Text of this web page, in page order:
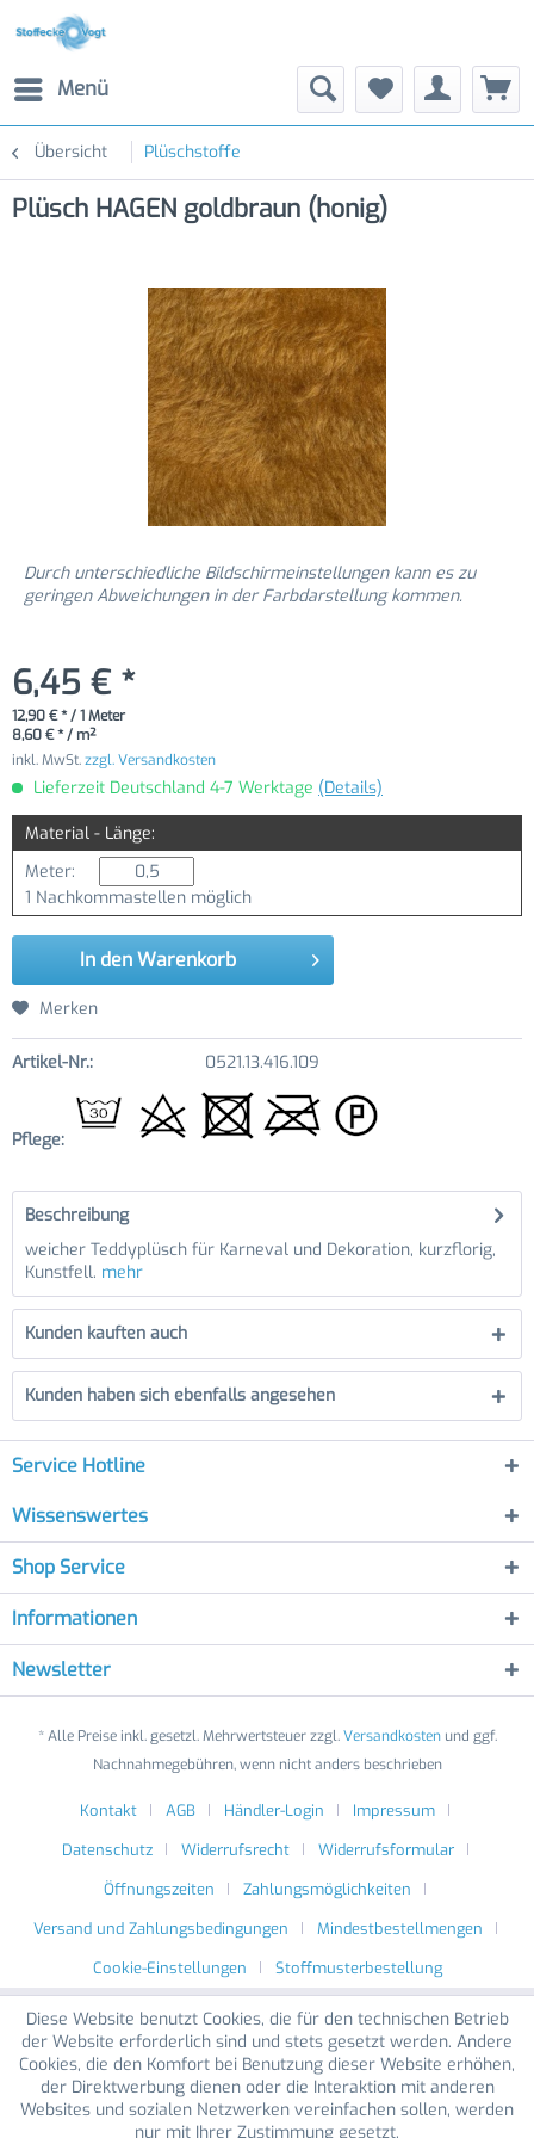
Menü
Übersicht Plüschstoffe
Plüsch HAGEN goldbraun (honig)
Durch unterschiedliche Bildschirmeinstellungen kann es zu
geringen Abweichungen in der Farbdarstellung kommen.
6,45 € *
12,90 € * / 1 Meter
8,60 € * / m²
inkl. MwSt.zzgl. Versandkosten
Lieferzeit Deutschland 4-7 Werktage (Details)
Material - Länge:
Meter:
1 Nachkommastellen möglich
In den Warenkorb
Merken
Artikel-Nr.: 0521.13.416.109
Pflege:
Beschreibung
weicher Teddyplüsch für Karneval und Dekoration, kurzflorig,
Kunstfell. mehr
Kunden kauften auch
Kunden haben sich ebenfalls angesehen
Service Hotline
Wissenswertes
Shop Service
Informationen
Newsletter
* Alle Preise inkl. gesetzl. Mehrwertsteuer zzgl.Versandkostenund ggf.
Nachnahmegebühren, wenn nicht anders beschrieben
Kontakt AGB Händler-Login
Impressum
Datenschutz
Widerrufsrecht
Widerrufsformular
Öffnungszeiten
Zahlungsmöglichkeiten
Versand und Zahlungsbedingungen
Mindestbestellmengen
Cookie-Einstellungen
Stoffmusterbestellung
Diese Website benutzt Cookies, die für den technischen Betrieb
der Website erforderlich sind und stets gesetzt werden. Andere
Cookies, die den Komfort bei Benutzung dieser Website erhöhen,
der Direktwerbung dienen oder die Interaktion mit anderen
Websites und sozialen Netzwerken vereinfachen sollen, werden
nur mit Ihrer Zustimmung gesetzt.